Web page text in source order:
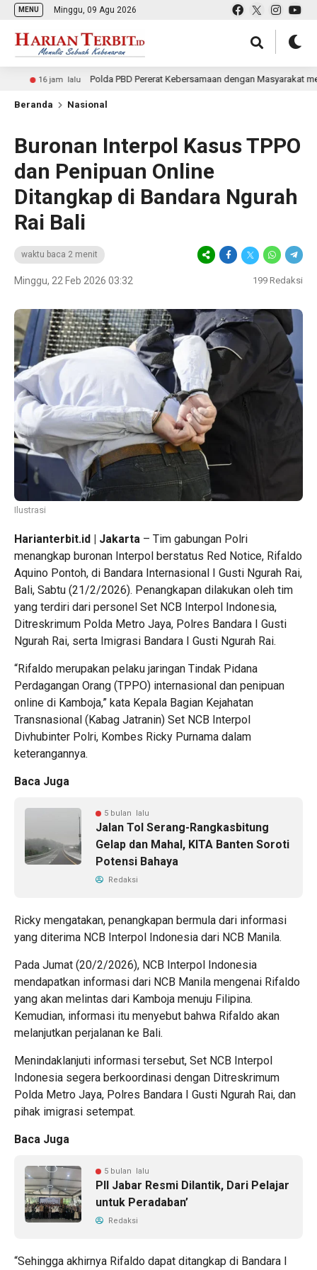
MENU Minggu, 09 Agu 2026
jam lalu Polda PBD Pererat Kebersamaan dengan Masyarakat melalui
Beranda Nasional
Buronan Interpol Kasus TPPO
dan Penipuan Online
Ditangkap di Bandara Ngurah
Rai Bali
waktu baca 2 menit
Minggu, 22 Feb 2026 03:32 199 Redaksi
Ilustrasi
Harianterbit.id | Jakarta – Tim gabungan Polri
menangkap buronan Interpol berstatus Red Notice, Rifaldo
Aquino Pontoh, di Bandara Internasional I Gusti Ngurah Rai,
Bali, Sabtu (21/2/2026). Penangkapan dilakukan oleh tim
yang terdiri dari personel Set NCB Interpol Indonesia,
Ditreskrimum Polda Metro Jaya, Polres Bandara I Gusti
Ngurah Rai, serta Imigrasi Bandara I Gusti Ngurah Rai.
“Rifaldo merupakan pelaku jaringan Tindak Pidana
Perdagangan Orang (TPPO) internasional dan penipuan
online di Kamboja,” kata Kepala Bagian Kejahatan
Transnasional (Kabag Jatranin) Set NCB Interpol
Divhubinter Polri, Kombes Ricky Purnama dalam
keterangannya.
Baca Juga
5 bulan lalu
Jalan Tol Serang-Rangkasbitung
Gelap dan Mahal, KITA Banten Soroti
Potensi Bahaya
Redaksi
Ricky mengatakan, penangkapan bermula dari informasi
yang diterima NCB Interpol Indonesia dari NCB Manila.
Pada Jumat (20/2/2026), NCB Interpol Indonesia
mendapatkan informasi dari NCB Manila mengenai Rifaldo
yang akan melintas dari Kamboja menuju Filipina.
Kemudian, informasi itu menyebut bahwa Rifaldo akan
melanjutkan perjalanan ke Bali.
Menindaklanjuti informasi tersebut, Set NCB Interpol
Indonesia segera berkoordinasi dengan Ditreskrimum
Polda Metro Jaya, Polres Bandara I Gusti Ngurah Rai, dan
pihak imigrasi setempat.
Baca Juga
5 bulan lalu
PII Jabar Resmi Dilantik, Dari Pelajar
untuk Peradaban’
Redaksi
“Sehingga akhirnya Rifaldo dapat ditangkap di Bandara I